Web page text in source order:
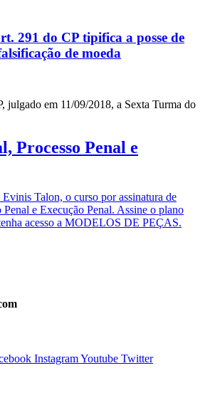
291 do CP tipifica a posse de
de moeda
julgado em 11/09/2018, a Sexta Turma do
Processo Penal e
Talon, o curso por assinatura de
e Execução Penal. Assine o plano
acesso a MODELOS DE PEÇAS.
InstagramYoutube Twitter